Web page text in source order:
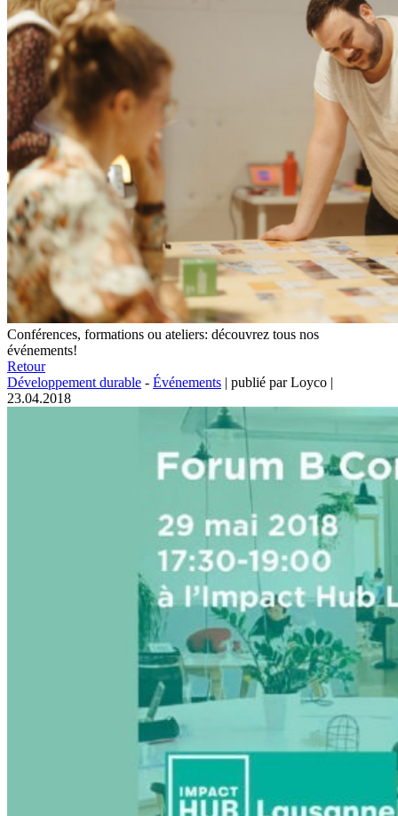
Conférences, formations ou ateliers: découvrez tous nos
événements!
Retour
Développement durable - Événements | publié par Loyco |
23.04.2018